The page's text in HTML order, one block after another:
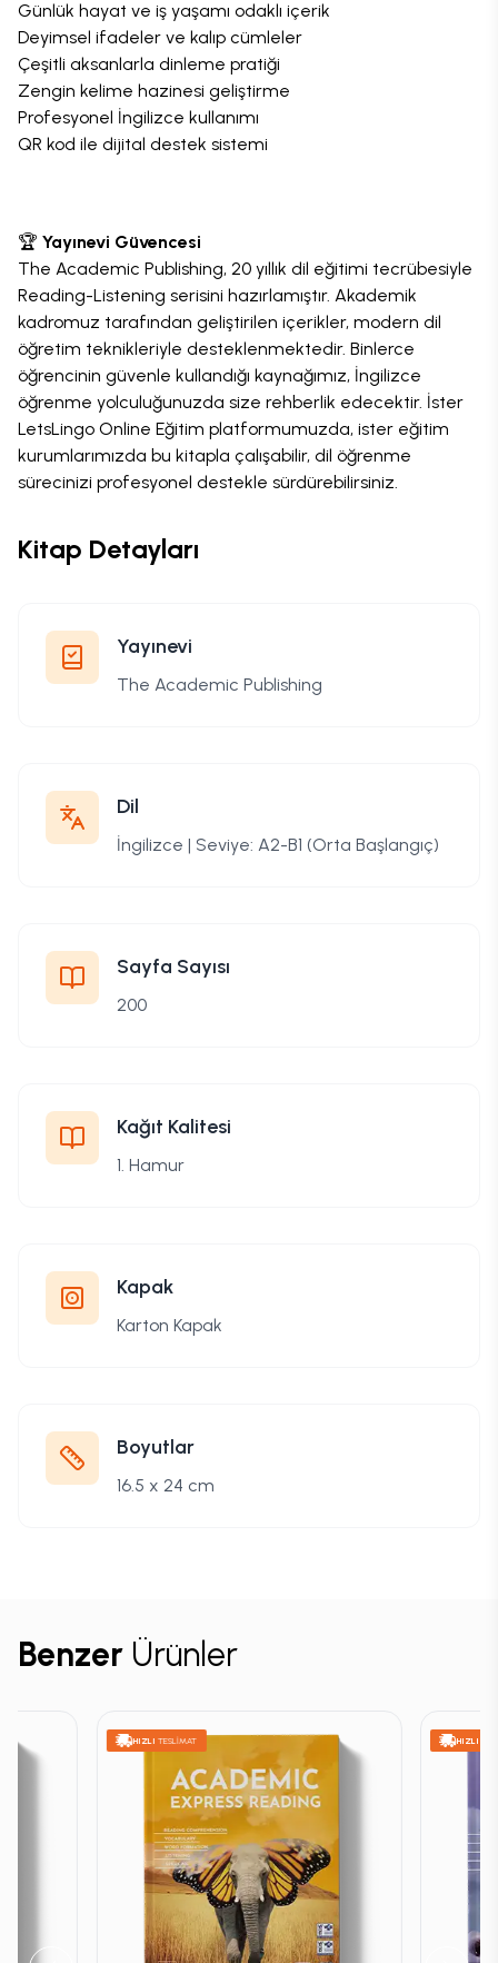
Günlük hayat ve iş yaşamı odaklı içerik
Deyimsel ifadeler ve kalıp cümleler
Çeşitli aksanlarla dinleme pratiği
Zengin kelime hazinesi geliştirme
Profesyonel İngilizce kullanımı
QR kod ile dijital destek sistemi
🏆 Yayınevi Güvencesi
The Academic Publishing, 20 yıllık dil eğitimi tecrübesiyle
Reading-Listening serisini hazırlamıştır. Akademik
kadromuz tarafından geliştirilen içerikler, modern dil
öğretim teknikleriyle desteklenmektedir. Binlerce
öğrencinin güvenle kullandığı kaynağımız, İngilizce
öğrenme yolculuğunuzda size rehberlik edecektir. İster
LetsLingo Online Eğitim platformumuzda, ister eğitim
kurumlarımızda bu kitapla çalışabilir, dil öğrenme
sürecinizi profesyonel destekle sürdürebilirsiniz.
Kitap Detayları
Yayınevi
The Academic Publishing
Dil
İngilizce | Seviye: A2-B1 (Orta Başlangıç)
Sayfa Sayısı
200
Kağıt Kalitesi
1. Hamur
Kapak
Karton Kapak
Boyutlar
16.5 x 24 cm
Benzer Ürünler
HIZLI TESLİMAT HIZLI